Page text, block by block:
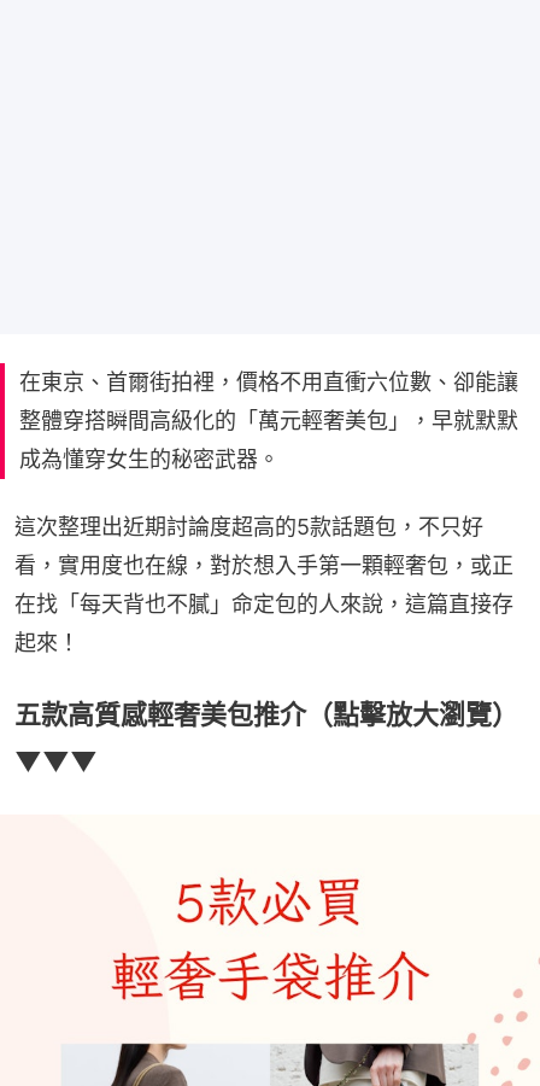
在東京、首爾街拍裡，價格不用直衝六位數、卻能讓
整體穿搭瞬間高級化的「萬元輕奢美包」，早就默默
成為懂穿女生的秘密武器。
這次整理出近期討論度超高的5款話題包，不只好
看，實用度也在線，對於想入手第一顆輕奢包，或正
在找「每天背也不膩」命定包的人來說，這篇直接存
起來！
五款高質感輕奢美包推介（點擊放大瀏覽）
▼▼▼